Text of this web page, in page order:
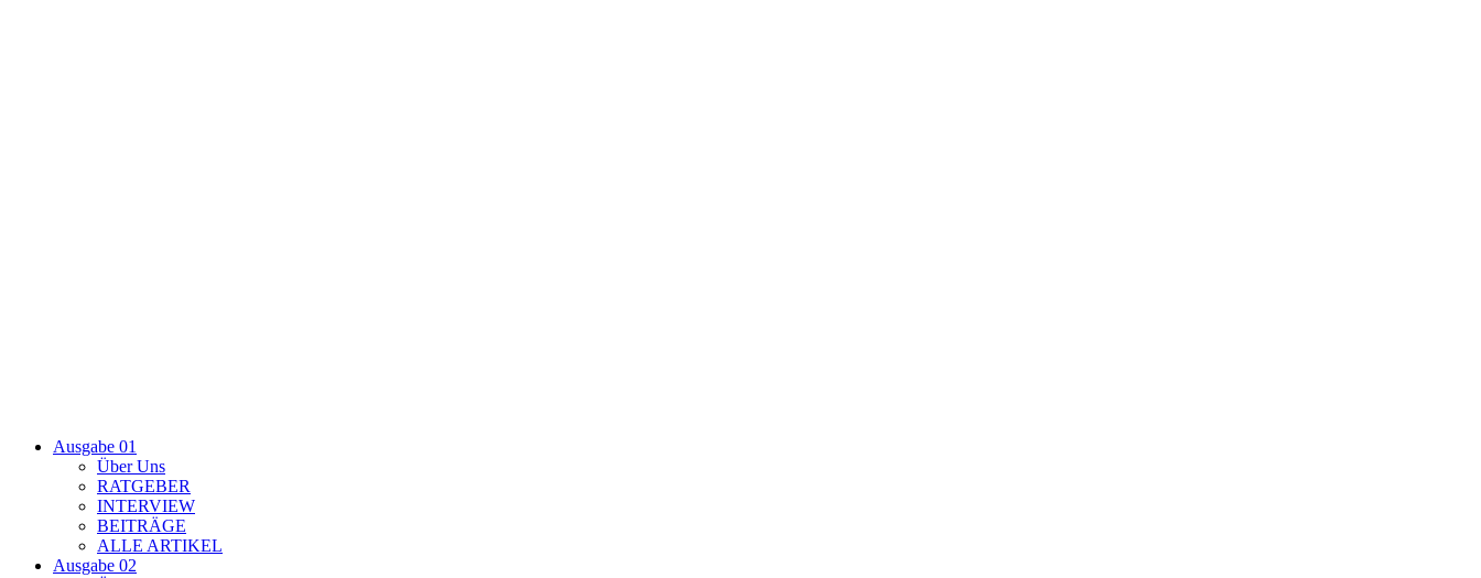
Ausgabe 01
Über Uns
RATGEBER
INTERVIEW
BEITRÄGE
ALLE ARTIKEL
Ausgabe 02